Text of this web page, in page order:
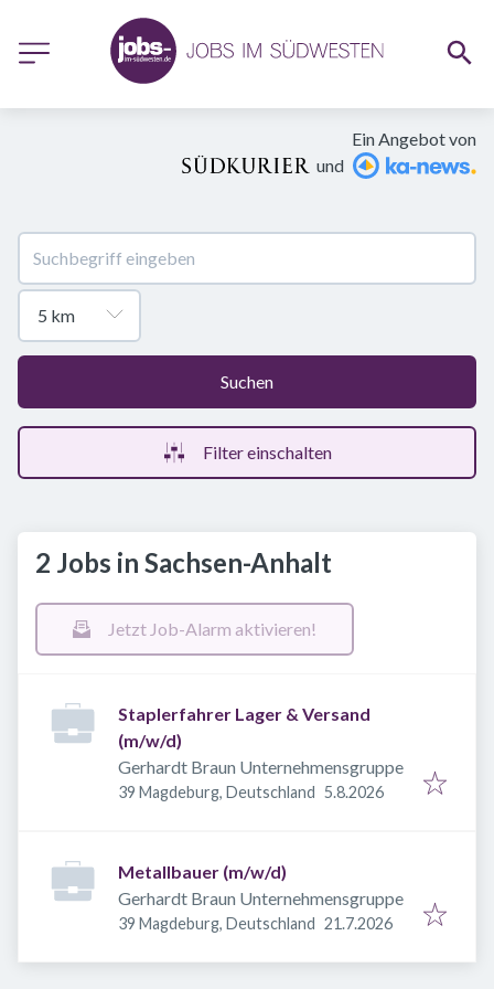
Ein Angebot von
und
Suchen
Filter einschalten
2 Jobs in Sachsen-Anhalt
Jetzt Job-Alarm aktivieren!
Staplerfahrer Lager & Versand
(m/w/d)
Gerhardt Braun Unternehmensgruppe
39 Magdeburg, Deutschland Veröffentlicht :
5.8.2026
Metallbauer (m/w/d)
Gerhardt Braun Unternehmensgruppe
39 Magdeburg, Deutschland Veröffentlicht :
21.7.2026